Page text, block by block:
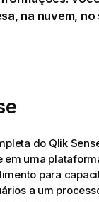
na nuvem,
do Qlik
uma
para
a um